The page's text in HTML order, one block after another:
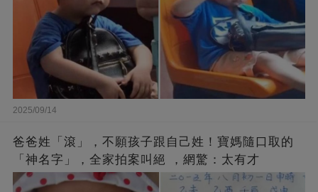
2025/09/14
爸爸姓「滾」，不願孩子跟自己姓！寶媽隨口取的
「神名字」，全家拍案叫絕 ，網驚：太有才